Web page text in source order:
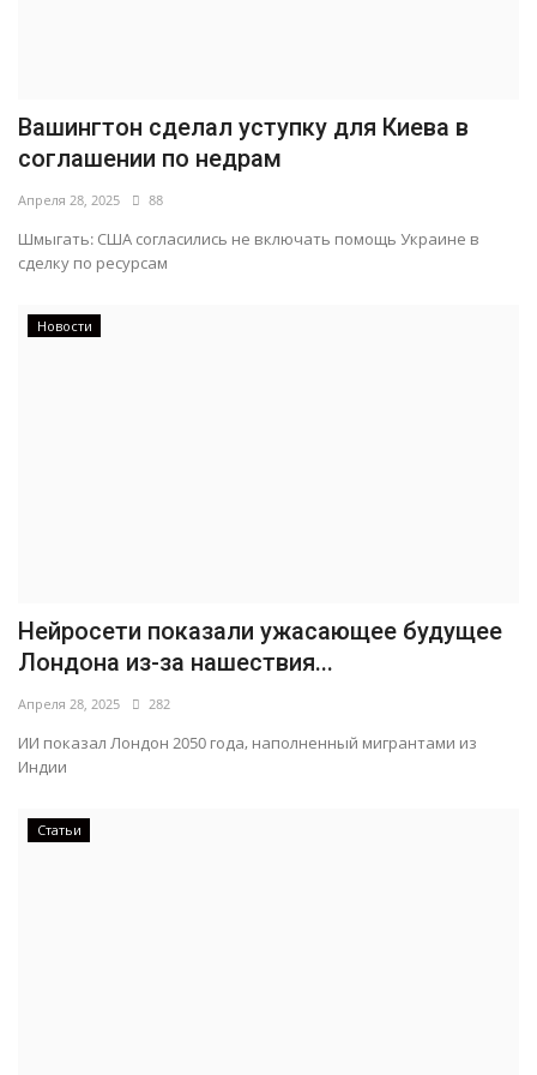
Вашингтон сделал уступку для Киева в
соглашении по недрам
Апреля 28, 2025 88
Шмыгать: США согласились не включать помощь Украине в
сделку по ресурсам
Новости
Нейросети показали ужасающее будущее
Лондона из-за нашествия...
Апреля 28, 2025 282
ИИ показал Лондон 2050 года, наполненный мигрантами из
Индии
Статьи